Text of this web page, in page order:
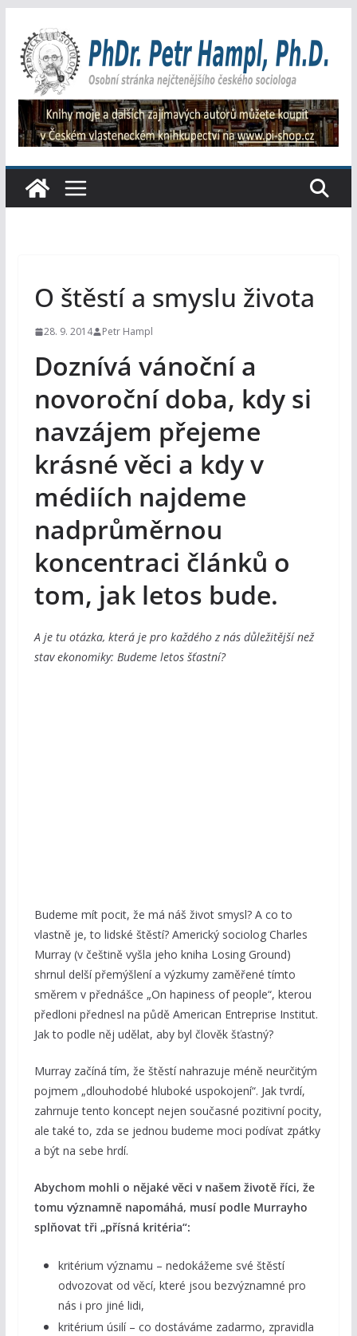
obsah
O štěstí a smyslu života
28. 9. 2014 Petr Hampl
Doznívá vánoční a
novoroční doba, kdy si
navzájem přejeme
krásné věci a kdy v
médiích najdeme
nadprůměrnou
koncentraci článků o
tom, jak letos bude.
A je tu otázka, která je pro každého z nás důležitější než
stav ekonomiky: Budeme letos šťastní?
Budeme mít pocit, že má náš život smysl? A co to
vlastně je, to lidské štěstí? Americký sociolog Charles
Murray (v češtině vyšla jeho kniha Losing Ground)
shrnul delší přemýšlení a výzkumy zaměřené tímto
směrem v přednášce „On hapiness of people“, kterou
předloni přednesl na půdě American Entreprise Institut.
Jak to podle něj udělat, aby byl člověk šťastný?
Murray začíná tím, že štěstí nahrazuje méně neurčitým
pojmem „dlouhodobé hluboké uspokojení“. Jak tvrdí,
zahrnuje tento koncept nejen současné pozitivní pocity,
ale také to, zda se jednou budeme moci podívat zpátky
a být na sebe hrdí.
Abychom mohli o nějaké věci v našem životě říci, že
tomu významně napomáhá, musí podle Murrayho
splňovat tři „přísná kritéria“:
kritérium významu – nedokážeme své štěstí
odvozovat od věcí, které jsou bezvýznamné pro
nás i pro jiné lidi,
kritérium úsilí – co dostáváme zadarmo, zpravidla